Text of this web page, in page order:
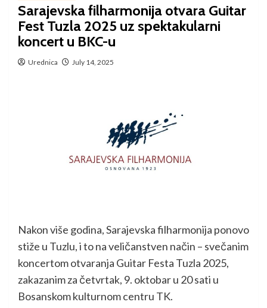
Sarajevska filharmonija otvara Guitar
Fest Tuzla 2025 uz spektakularni
koncert u BKC-u
Urednica July 14, 2025
Nakon više godina, Sarajevska filharmonija ponovo
stiže u Tuzlu, i to na veličanstven način – svečanim
koncertom otvaranja Guitar Festa Tuzla 2025,
zakazanim za četvrtak, 9. oktobar u 20 sati u
Bosanskom kulturnom centru TK.